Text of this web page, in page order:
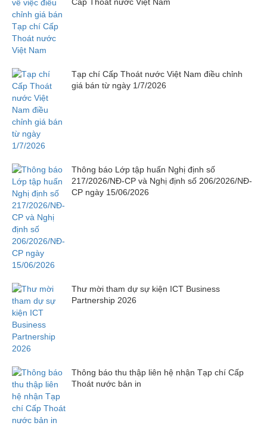
Tạp chí Cấp Thoát nước Việt Nam điều chỉnh
giá bán từ ngày 1/7/2026
Thông báo Lớp tập huấn Nghị định số
217/2026/NĐ-CP và Nghị định số 206/2026/NĐ-
CP ngày 15/06/2026
Thư mời tham dự sự kiện ICT Business
Partnership 2026
Thông báo thu thập liên hệ nhận Tạp chí Cấp
Thoát nước bản in